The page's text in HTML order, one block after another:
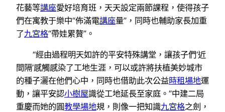
花藝等講座愛好培育班，天天設定兩節課程，使得孩子
們在寓教于樂中“佈滿電講座量”，同時也輔助家長加重
了九宮格“帶娃累贅”。
“經由過程明天如許的平安特殊講堂，讓孩子們‘近
間隔’感觸感染了工地生涯，可以或許將扶植美妙城市
的種子灑在他們心中，同時也借助此次公益時租場地運
動，讓平安認小樹屋識從工地延長至家庭。”中建二局
重慶而她的圓教學場地規，則像一把知識九宮格之劍，